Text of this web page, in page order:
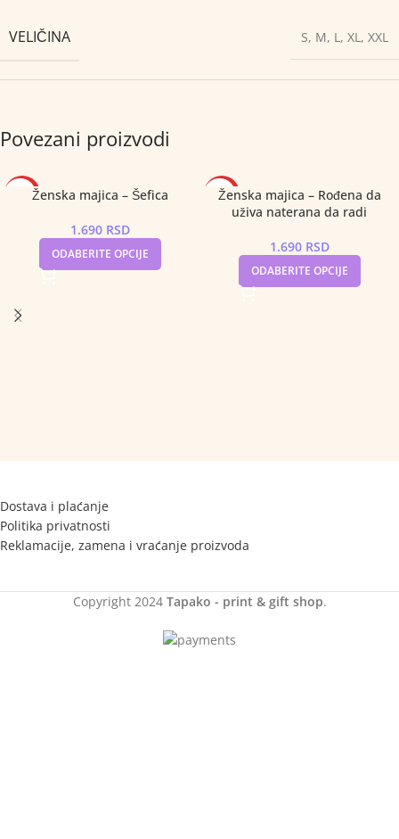
VELIČINA S, M, L, XL, XXL
Povezani proizvodi
Ženska majica – Šefica
1.690 RSD
ODABERITE OPCIJE
HOT
Ženska majica – Rođena da
uživa naterana da radi
1.690 RSD
ODABERITE OPCIJE
Dostava i plaćanje
Politika privatnosti
Reklamacije, zamena i vraćanje proizvoda
Copyright 2024 Tapako - print & gift shop.